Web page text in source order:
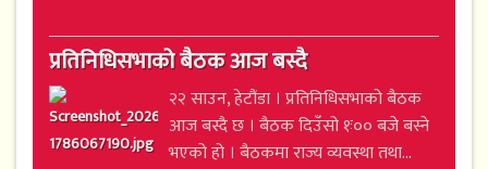
प्रतिनिधिसभाको बैठक आज बस्दै
२२ साउन, हेटौंडा । प्रतिनिधिसभाको बैठक
आज बस्दै छ । बैठक दिउँसो १ः०० बजे बस्ने
भएको हो । बैठकमा राज्य व्यवस्था तथा...